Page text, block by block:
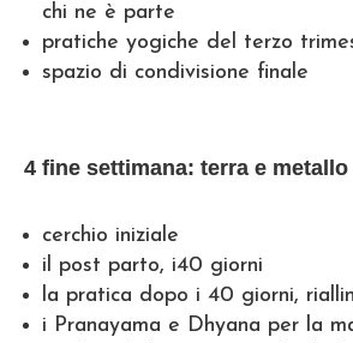
chi ne è parte
pratiche yogiche del terzo
spazio di condivisione finale
4 fine settimana: terra e metallo
cerchio iniziale
il post parto, i40 giorni
la pratica dopo i 40 giorni,
i Pranayama e Dhyana per la